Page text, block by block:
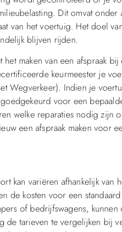
Dit omvat
van het voertuig. Het doel
blijven rijden.
maken van een afspraak
keurmeester je
Wegverkeer). Indien je
voor een
welke reparaties nodig zijn
een afspraak maken voor
kan variëren afhankelijk van
de kosten voor een
of bedrijfswagens,
de tarieven te vergelijken bij